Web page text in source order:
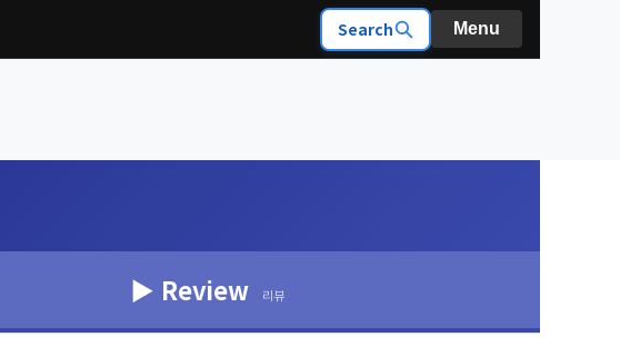
Search Menu
▶ Review 리뷰